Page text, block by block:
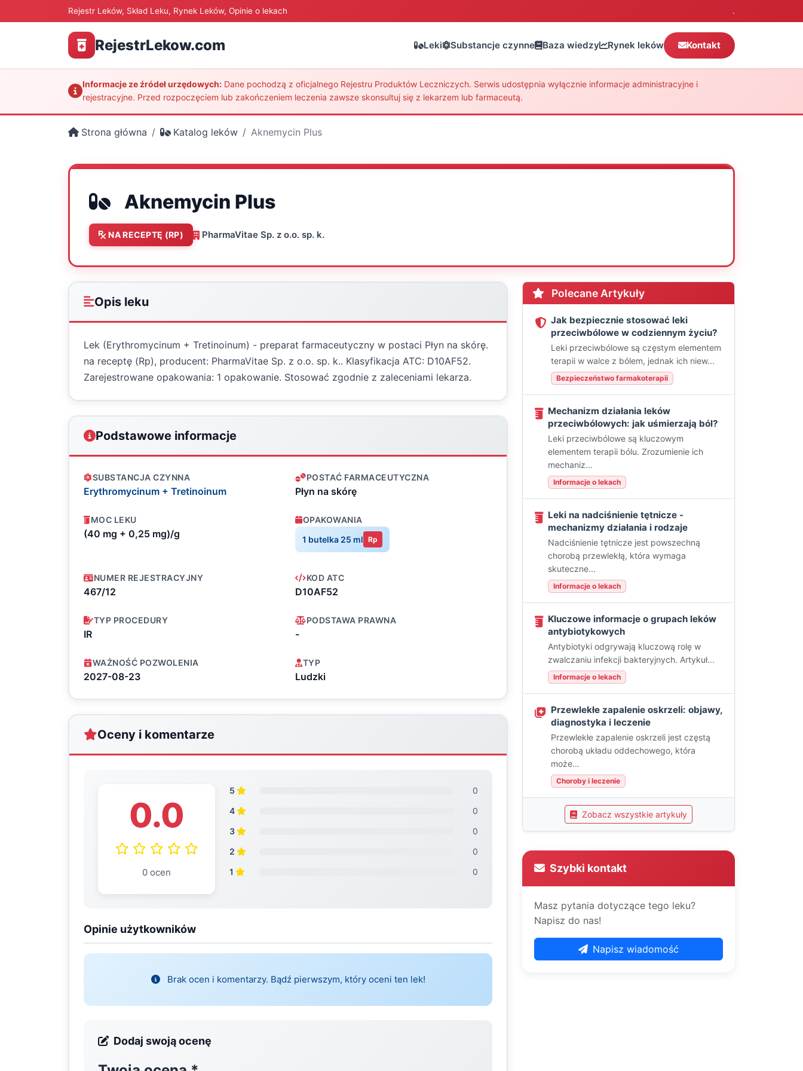
Rejestr Leków, Skład Leku, Rynek Leków, Opinie o lekach .
RejestrLekow.com Leki Substancje czynne Baza wiedzy Rynek leków Kontakt
Informacje ze źródeł urzędowych: Dane pochodzą z oficjalnego Rejestru Produktów Leczniczych. Serwis udostępnia wyłącznie informacje administracyjne i
rejestracyjne. Przed rozpoczęciem lub zakończeniem leczenia zawsze skonsultuj się z lekarzem lub farmaceutą.
Strona główna Katalog leków Aknemycin Plus
Aknemycin Plus
NA RECEPTĘ (RP) PharmaVitae Sp. z o.o. sp. k.
Opis leku
Lek (Erythromycinum + Tretinoinum) - preparat farmaceutyczny w postaci Płyn na skórę.
na receptę (Rp), producent: PharmaVitae Sp. z o.o. sp. k.. Klasyfikacja ATC: D10AF52.
Zarejestrowane opakowania: 1 opakowanie. Stosować zgodnie z zaleceniami lekarza.
Podstawowe informacje
SUBSTANCJA CZYNNA
Erythromycinum + Tretinoinum
POSTAĆ FARMACEUTYCZNA
Płyn na skórę
MOC LEKU
(40 mg + 0,25 mg)/g
OPAKOWANIA
1 butelka 25 ml Rp
NUMER REJESTRACYJNY
467/12
KOD ATC
D10AF52
TYP PROCEDURY
IR
PODSTAWA PRAWNA
-
WAŻNOŚĆ POZWOLENIA
2027-08-23
TYP
Ludzki
Oceny i komentarze
0.0
0 ocen
5
0
4
0
3
0
2
0
1
0
Opinie użytkowników
Brak ocen i komentarzy. Bądź pierwszym, który oceni ten lek!
Dodaj swoją ocenę
Polecane Artykuły
Jak bezpiecznie stosować leki
przeciwbólowe w codziennym życiu?
Leki przeciwbólowe są częstym elementem
terapii w walce z bólem, jednak ich niew...
Bezpieczeństwo farmakoterapii
Mechanizm działania leków
przeciwbólowych: jak uśmierzają ból?
Leki przeciwbólowe są kluczowym
elementem terapii bólu. Zrozumienie ich
mechaniz...
Informacje o lekach
Leki na nadciśnienie tętnicze -
mechanizmy działania i rodzaje
Nadciśnienie tętnicze jest powszechną
chorobą przewlekłą, która wymaga
skuteczne...
Informacje o lekach
Kluczowe informacje o grupach leków
antybiotykowych
Antybiotyki odgrywają kluczową rolę w
zwalczaniu infekcji bakteryjnych. Artykuł...
Informacje o lekach
Przewlekłe zapalenie oskrzeli: objawy,
diagnostyka i leczenie
Przewlekłe zapalenie oskrzeli jest częstą
chorobą układu oddechowego, która
może...
Choroby i leczenie
Zobacz wszystkie artykuły
Szybki kontakt
Masz pytania dotyczące tego leku?
Napisz do nas!
Napisz wiadomość